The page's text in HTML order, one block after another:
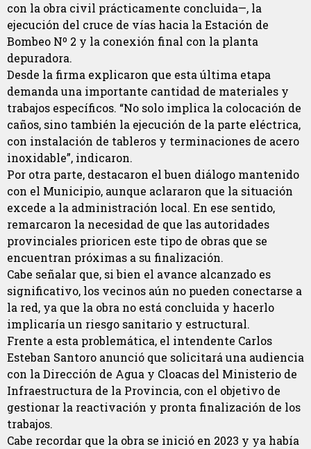
con la obra civil prácticamente concluida—, la
ejecución del cruce de vías hacia la Estación de
Bombeo Nº 2 y la conexión final con la planta
depuradora.
Desde la firma explicaron que esta última etapa
demanda una importante cantidad de materiales y
trabajos específicos. “No solo implica la colocación de
caños, sino también la ejecución de la parte eléctrica,
con instalación de tableros y terminaciones de acero
inoxidable”, indicaron.
Por otra parte, destacaron el buen diálogo mantenido
con el Municipio, aunque aclararon que la situación
excede a la administración local. En ese sentido,
remarcaron la necesidad de que las autoridades
provinciales prioricen este tipo de obras que se
encuentran próximas a su finalización.
Cabe señalar que, si bien el avance alcanzado es
significativo, los vecinos aún no pueden conectarse a
la red, ya que la obra no está concluida y hacerlo
implicaría un riesgo sanitario y estructural.
Frente a esta problemática, el intendente Carlos
Esteban Santoro anunció que solicitará una audiencia
con la Dirección de Agua y Cloacas del Ministerio de
Infraestructura de la Provincia, con el objetivo de
gestionar la reactivación y pronta finalización de los
trabajos.
Cabe recordar que la obra se inició en 2023 y ya había